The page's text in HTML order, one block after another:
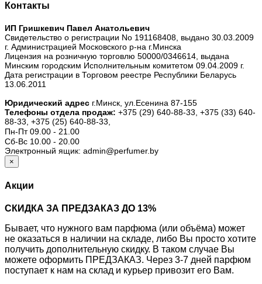
Контакты
ИП Гришкевич Павел Анатольевич
Свидетельство о регистрации No 191168408, выдано 30.03.2009
г. Администрацией Московского р-на г.Минска
Лицензия на розничную торговлю 50000/0346614, выдана
Минским городским Исполнительным комитетом 09.04.2009 г.
Дата регистрации в Торговом реестре Республики Беларусь
13.06.2011
Юридический адрес г.Минск, ул.Есенина 87-155
Телефоны отдела продаж: +375 (29) 640-88-33, +375 (33) 640-
88-33, +375 (25) 640-88-33,
Пн-Пт 09.00 - 21.00
Сб-Вс 10.00 - 20.00
Электронный ящик: admin@perfumer.by
×
Акции
СКИДКА ЗА ПРЕДЗАКАЗ ДО 13%
Бывает, что нужного вам парфюма (или объёма) может
не оказаться в наличии на складе, либо Вы просто хотите
получить дополнительную скидку. В таком случае Вы
можете оформить ПРЕДЗАКАЗ. Через 3-7 дней парфюм
поступает к нам на склад и курьер привозит его Вам.